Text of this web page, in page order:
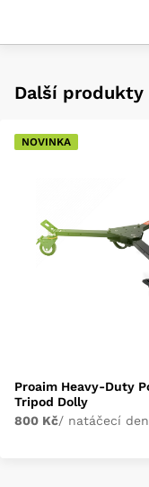
Další
NOVINKA
Proaim Heavy-Duty
Tripod Dolly
800 Kč/ natáčecí den